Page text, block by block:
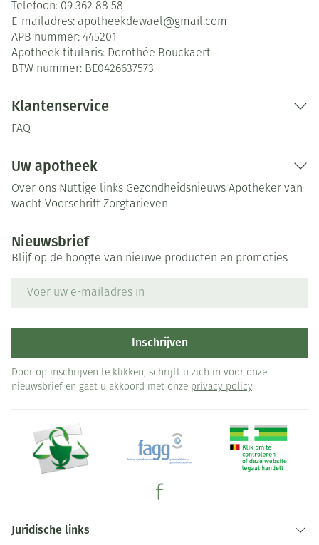
Telefoon: 09 362 88 58
E-mailadres: apotheekdewael@gmail.com
APB nummer: 445201
Apotheek titularis: Dorothée Bouckaert
BTW nummer: BE0426637573
Klantenservice
FAQ
Uw apotheek
Over ons Nuttige links Gezondheidsnieuws Apotheker van
wacht Voorschrift Zorgtarieven
Nieuwsbrief
Blijf op de hoogte van nieuwe producten en promoties
Inschrijven
Door op inschrijven te klikken, schrijft u zich in voor onze
nieuwsbrief en gaat u akkoord met onze privacy policy.
Juridische links